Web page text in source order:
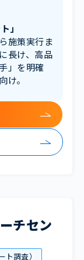
」
施策実行ま
長け、高品
」を明確
け。
チセン
調査）